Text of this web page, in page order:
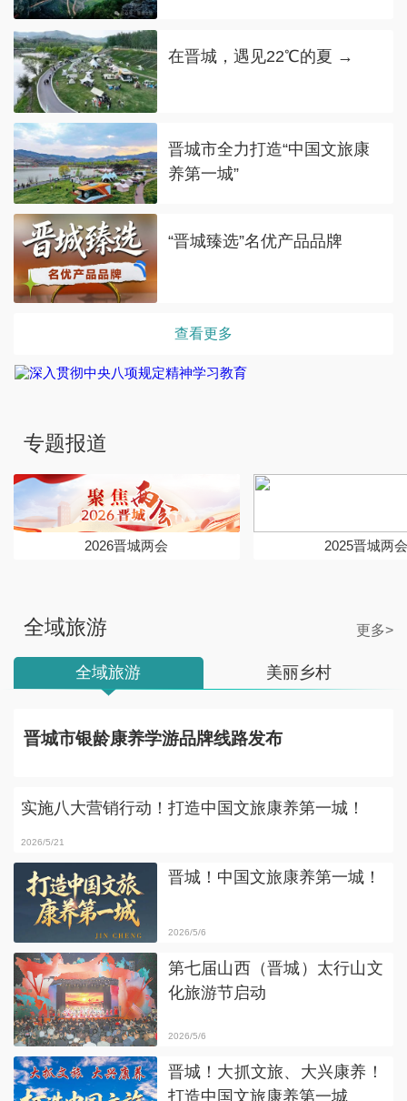
在晋城，遇见22℃的夏 →
晋城市全力打造“中国文旅康
养第一城”
“晋城臻选”名优产品品牌
查看更多
专题报道
2026晋城两会 2025晋城两
全域旅游 更多>
全域旅游 美丽乡村
晋城市银龄康养学游品牌线路发布
实施八大营销行动！打造中国文旅康养第一城！
2026/5/21
晋城！中国文旅康养第一城！
2026/5/6
第七届山西（晋城）太行山文
化旅游节启动
2026/5/6
晋城！大抓文旅、大兴康养！
打造中国文旅康养第一城